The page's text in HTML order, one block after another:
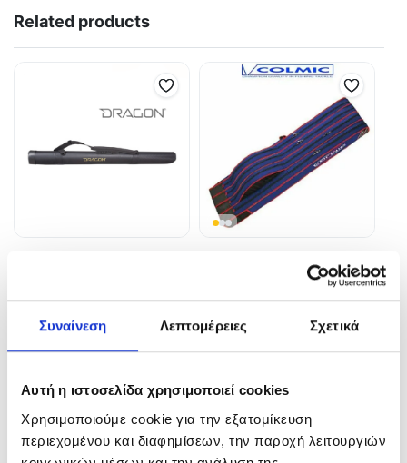
Συναίνεση Λεπτομέρειες Σχετικά
Αυτή η ιστοσελίδα χρησιμοποιεί cookies
Χρησιμοποιούμε cookie για την εξατομίκευση
περιεχομένου και διαφημίσεων, την παροχή λειτουργιών
Related products
In Stock
ΘΗΚΗ ΚΑΛΑΜΙΩΝ COLMIC
101,60€
In Stock